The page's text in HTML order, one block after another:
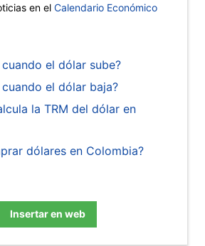
en el Calendario Económico
cuando el dólar sube?
cuando el dólar baja?
la TRM del dólar en
dólares en Colombia?
Insertar en web